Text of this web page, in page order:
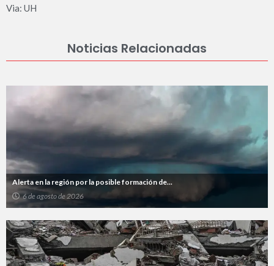
Via: UH
Noticias Relacionadas
Alerta en la región por la posible formación de...
6 de agosto de 2026